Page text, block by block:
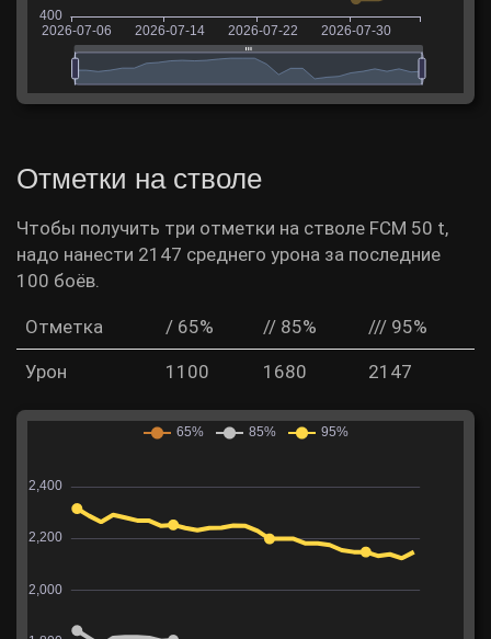
Отметки на стволе
Чтобы получить три отметки на стволе FCM 50 t,
надо нанести 2147 среднего урона за последние
100 боёв.
Отметка / 65% // 85% /// 95%
Урон 1100 1680 2147